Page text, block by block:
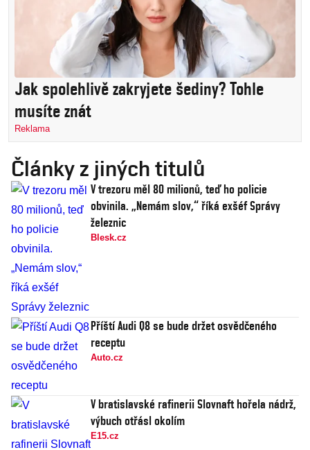
Jak spolehlivě zakryjete šediny? Tohle
musíte znát
Reklama
Články z jiných titulů
V trezoru měl 80 milionů, teď ho policie
obvinila. „Nemám slov,“ říká exšéf Správy
železnic
Blesk.cz
Příští Audi Q8 se bude držet osvědčeného
receptu
Auto.cz
V bratislavské rafinerii Slovnaft hořela nádrž,
výbuch otřásl okolím
E15.cz